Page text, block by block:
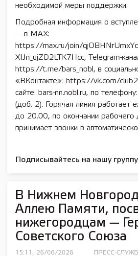
необходимой меры поддержки.
Подробная информация о
— в MAX:
https://max.ru/join/
XIJn_ujZD2LTK7Hcc, Telegram-
https://t.me/bars_nobl, в
«ВКонтакте»: https://vk.com/
сайте: bars-nn.nobl.ru, по
(доб. 2). Горячая линия работает
до 20.00, по окончании рабочего
принимает звонки в
Подписывайтесь на нашу
В Нижнем
Аллею Памяти,
нижегородцам —
Советского Союза
15:11, 26/06/2026 ПРЕСС-